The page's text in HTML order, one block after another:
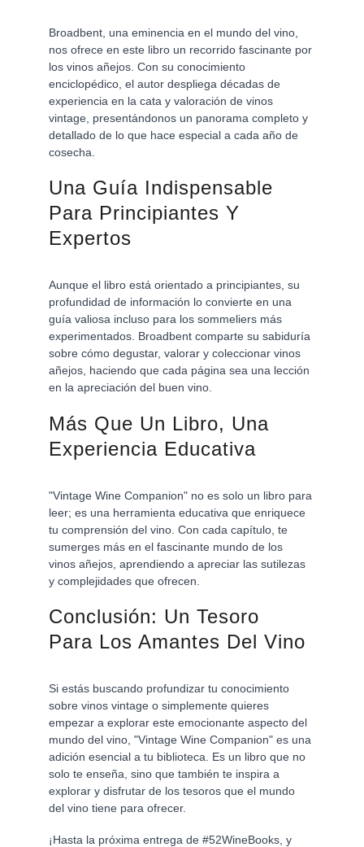
Broadbent, una eminencia en el mundo del vino,
nos ofrece en este libro un recorrido fascinante por
los vinos añejos. Con su conocimiento
enciclopédico, el autor despliega décadas de
experiencia en la cata y valoración de vinos
vintage, presentándonos un panorama completo y
detallado de lo que hace especial a cada año de
cosecha.
Una Guía Indispensable
Para Principiantes Y
Expertos
Aunque el libro está orientado a principiantes, su
profundidad de información lo convierte en una
guía valiosa incluso para los sommeliers más
experimentados. Broadbent comparte su sabiduría
sobre cómo degustar, valorar y coleccionar vinos
añejos, haciendo que cada página sea una lección
en la apreciación del buen vino.
Más Que Un Libro, Una
Experiencia Educativa
"Vintage Wine Companion" no es solo un libro para
leer; es una herramienta educativa que enriquece
tu comprensión del vino. Con cada capítulo, te
sumerges más en el fascinante mundo de los
vinos añejos, aprendiendo a apreciar las sutilezas
y complejidades que ofrecen.
Conclusión: Un Tesoro
Para Los Amantes Del Vino
Si estás buscando profundizar tu conocimiento
sobre vinos vintage o simplemente quieres
empezar a explorar este emocionante aspecto del
mundo del vino, "Vintage Wine Companion" es una
adición esencial a tu biblioteca. Es un libro que no
solo te enseña, sino que también te inspira a
explorar y disfrutar de los tesoros que el mundo
del vino tiene para ofrecer.
¡Hasta la próxima entrega de #52WineBooks, y